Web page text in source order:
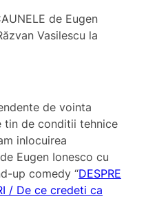
de Eugen
Vasilescu la
de vointa
tin de conditii tehnice
inlocuirea
Eugen Ionesco cu
up comedy “DESPRE
/ De ce credeti ca